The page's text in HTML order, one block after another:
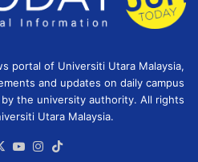
portal of Universiti Utara Malaysia,
and updates on daily campus
the university authority. All rights
Utara Malaysia.
X YouTubeInstagram